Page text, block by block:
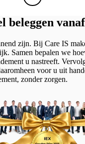
beleggen
zijn. Bij Care IS
Samen bepalen we
u nastreeft.
voor u uit
zonder zorgen.